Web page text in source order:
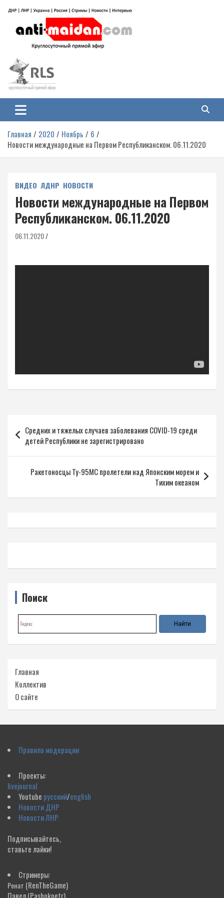
содержимому
Антимайдан: Гражданская война
на Украине
гражданской войне на Украине, включая события в Новороссии, ДНР,
ЛНР и других регионах.
Главная 2020 Ноябрь
6
Новости международные на Первом Республиканском. 06.11.2020
ВИДЕО ЛДНР НОВОСТИ
Новости международные на Первом
Республиканском. 06.11.2020
06.11.2020
по
записям
Средних и тяжелых случаев заболевания COVID-19 среди
детей Республики не зарегистрировано
Ракетоносцы Ту-95МС пролетели над Японским морем и
Тихим океаном
Поиск
Главная
Коллектив
О сайте
Правила модерации
Проекты:
livejournal
Youtube русский/english
Новости ДНР
Новости ЛНР
Подписывайтесь,
ставьте лайки!
Стримеры:
Ренат (RenTheGame)
Павел(Pashokpetr)